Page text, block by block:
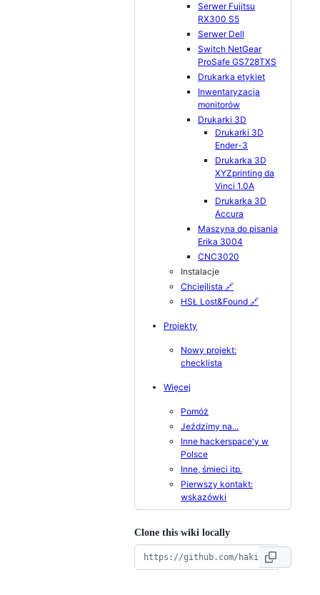
Serwer Fujitsu
RX300 S5
Serwer Dell
Switch NetGear
ProSafe GS728TXS
Drukarka etykiet
Inwentaryzacja
monitorów
Drukarki 3D
Drukarki 3D
Ender-3
Drukarka 3D
XYZprinting da
Vinci 1.0A
Drukarka 3D
Accura
Maszyna do pisania
Erika 3004
CNC3020
Instalacje
Chciejlista 🔗
HSŁ Lost&Found 🔗
Projekty
Nowy projekt:
checklista
Więcej
Pomóż
Jeździmy na...
Inne hackerspace'y w
Polsce
Inne, śmieci itp.
Pierwszy kontakt:
wskazówki
Clone this wiki locally